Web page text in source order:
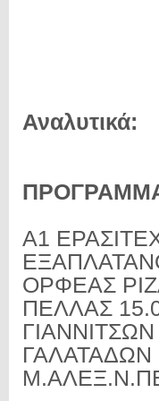
Αναλυτικά:
ΠΡΟΓΡΑΜΜΑ
Α1
ΟΡΦΕΑΣ
ΠΕΛΛΑΣ
ΓΙΑΝΝΙΤΣΩΝ
ΓΑΛΑΤΑΔΩΝ